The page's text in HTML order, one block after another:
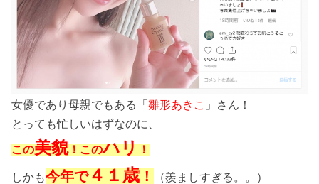
女優であり母親でもある「 雛形あきこ 」さん！
とっても忙しいはずなのに、
この美貌！このハリ ！
しかも今年で４１歳！
（羨ましすぎる。。）